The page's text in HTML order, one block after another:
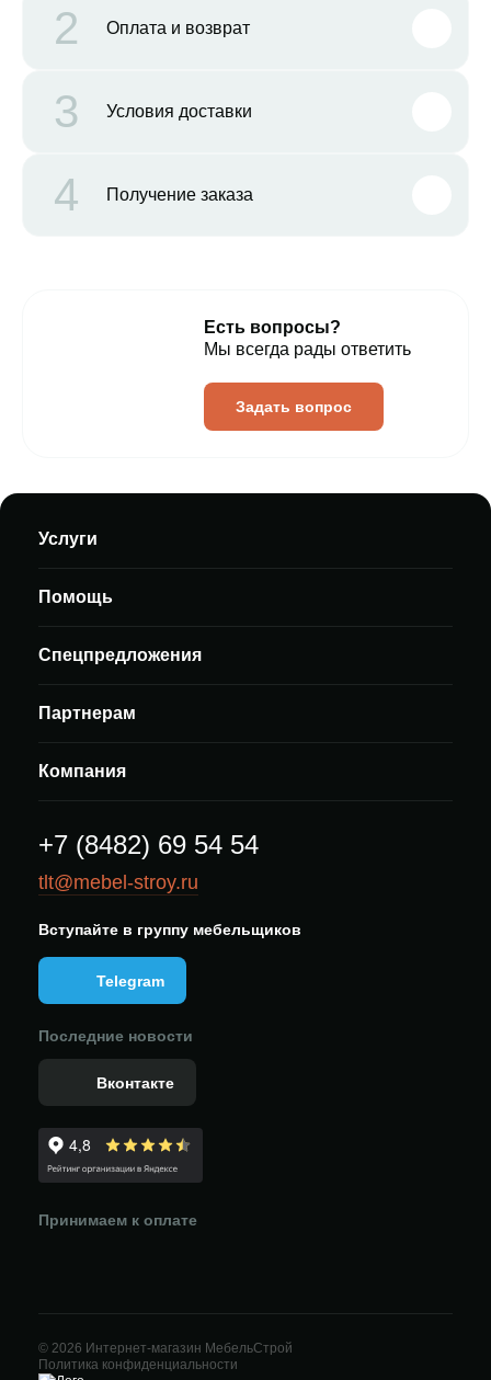
2 Оплата и возврат
3 Условия доставки
4 Получение заказа
Есть вопросы?
Мы всегда рады ответить
Задать вопрос
Услуги
Помощь
Спецпредложения
Партнерам
Компания
+7 (8482) 69 54 54
tlt@mebel-stroy.ru
Вступайте в группу мебельщиков
Telegram
Последние новости
Вконтакте
Принимаем к оплате
© 2026 Интернет-магазин МебельСтрой
Политика конфиденциальности